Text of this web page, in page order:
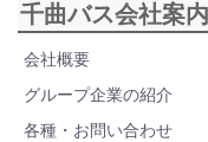
千曲バス会社案内
会社概要
グループ企業の紹介
各種・お問い合わせ